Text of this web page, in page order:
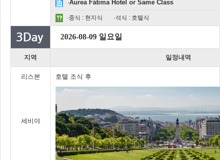
·Aurea Fátima Hotel or Same Class
·중식 : 현지식 ·석식 : 호텔식
2026-08-09 일요일
지역 일정내역
리스본
세비야
호텔 조식 후